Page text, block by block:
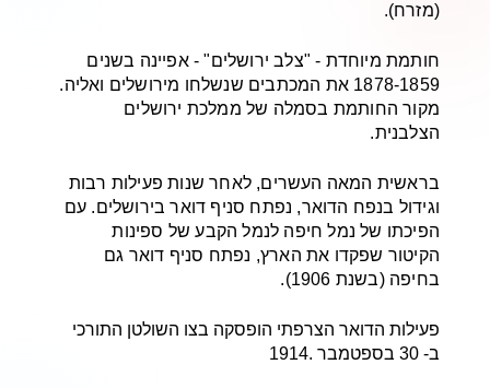
(מזרח).
חותמת מיוחדת - "צלב ירושלים" - אפיינה בשנים
1878-1859 את המכתבים שנשלחו מירושלים ואליה.
מקור החותמת בסמלה של ממלכת ירושלים
הצלבנית.
בראשית המאה העשרים, לאחר שנות פעילות רבות
וגידול בנפח הדואר, נפתח סניף דואר בירושלים. עם
הפיכתו של נמל חיפה לנמל הקבע של ספינות
הקיטור שפקדו את הארץ, נפתח סניף דואר גם
בחיפה (בשנת 1906).
פעילות הדואר הצרפתי הופסקה בצו השולטן התורכי
ב- 30 בספטמבר .1914